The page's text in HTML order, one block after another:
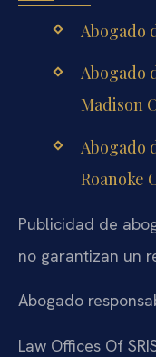
Abogado
Abogado
Madison
Abogado
Roanoke
Publicidad de
no garantizan un
Abogado
Law Offices Of